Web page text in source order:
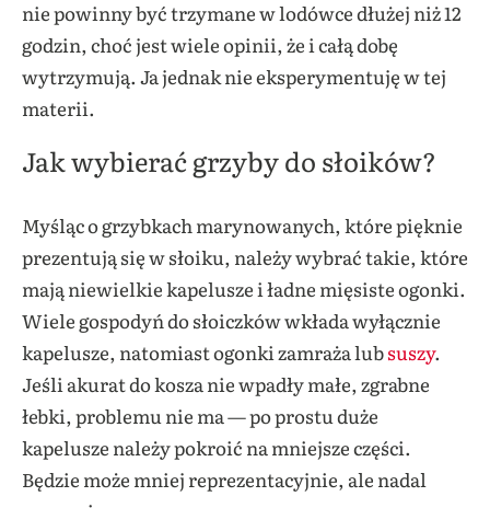
nie powinny być trzymane w lodówce dłużej niż 12
godzin, choć jest wiele opinii, że i całą dobę
wytrzymują. Ja jednak nie eksperymentuję w tej
materii.
Jak wybierać grzyby do słoików?
Myśląc o grzybkach marynowanych, które pięknie
prezentują się w słoiku, należy wybrać takie, które
mają niewielkie kapelusze i ładne mięsiste ogonki.
Wiele gospodyń do słoiczków wkłada wyłącznie
kapelusze, natomiast ogonki zamraża lubsuszy.
Jeśli akurat do kosza nie wpadły małe, zgrabne
łebki, problemu nie ma — po prostu duże
kapelusze należy pokroić na mniejsze części.
Będzie może mniej reprezentacyjnie, ale nadal